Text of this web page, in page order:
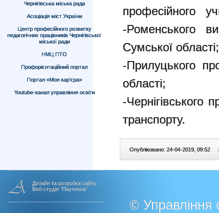
Чернігівська міська рада
Асоціація міст України
Центр професійного розвитку
педагогічних працівників Чернігівської
міської ради
НМЦ ПТО
Профорієнтаційний портал
Портал «Моя кар’єра»
Youtube-канал управління освіти
професійного
-Роменського
Сумської області;
-Прилуцького
області;
-Чернігівського
транспорту.
Опубліковано: 24-04-2019, 09:52 |
Дизайн та розробка сайту
Веб-студія "Паутинка"
© Управління